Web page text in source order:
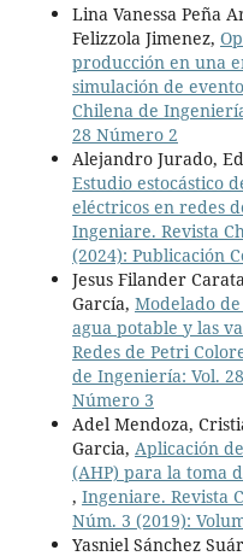
Lina Vanessa Peña
Felizzola Jimenez,
producción en una
simulación de
Chilena de
28 Número 2
Alejandro Jurado,
Estudio estocástico
eléctricos en redes
Ingeniare. Revista
(2024): Publicación
Jesus Filander
García, Modelado
agua potable y las
Redes de Petri
de Ingeniería: Vol.
Número 3
Adel Mendoza,
Garcia, Aplicación
(AHP) para la toma
, Ingeniare. Revista
Núm. 3 (2019):
Yasniel Sánchez